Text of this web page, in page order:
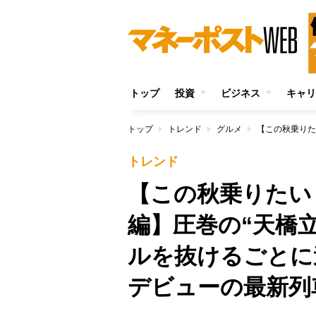
トップ 投資 ビジネス キャ
トップ トレンド グルメ
トレンド
【この秋乗りた
編】圧巻の“天橋
ルを抜けるごと
デビューの最新列